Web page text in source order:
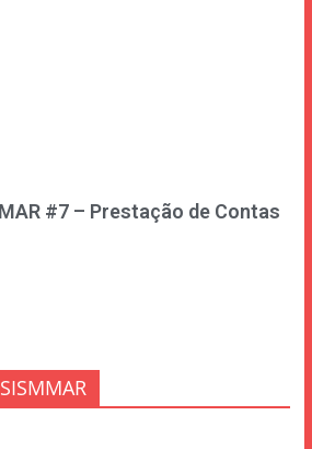
#7 – Prestação de Contas